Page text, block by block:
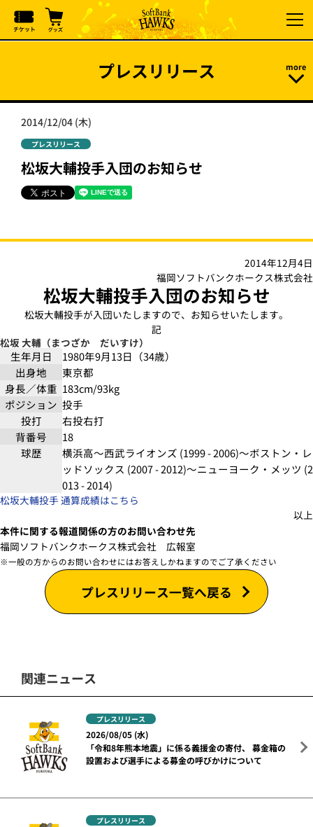
プレスリリース
2014/12/04 (木)
プレスリリース
松坂大輔投手入団のお知らせ
2014年12月4日
福岡ソフトバンクホークス株式会社
松坂大輔投手入団のお知らせ
松坂大輔投手が入団いたしますので、お知らせいたします。
記
松坂 大輔（まつざか だいすけ）
生年月日
1980年9月13日（34歳）
出身地
東京都
身長／体重 183cm/93kg
ポジション 投手
投打
右投右打
背番号
18
球歴
横浜高～西武ライオンズ (1999 - 2006)～ボストン・レ
ッドソックス (2007 - 2012)～ニューヨーク・メッツ (2
013 - 2014)
松坂大輔投手 通算成績はこちら
以上
本件に関する報道関係の方のお問い合わせ先
福岡ソフトバンクホークス株式会社 広報室
※一般の方からのお問い合わせにはお答えしかねますのでご了承ください
プレスリリース一覧へ戻る
関連ニュース
プレスリリース
2026/08/05 (水)
「令和8年熊本地震」に係る義援金の寄付、 募金箱の
設置および選手による募金の呼びかけについて
プレスリリース